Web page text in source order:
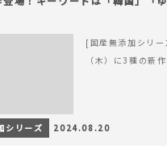
[国産無添加シリ
（木）に3種の新
シリーズ 2024.08.20